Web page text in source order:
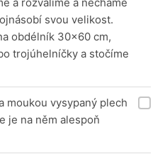
svou velikost.
obdélník 30x60 cm,
trojúhelníčky a stočíme
moukou vysypaný plech
je na něm alespoň